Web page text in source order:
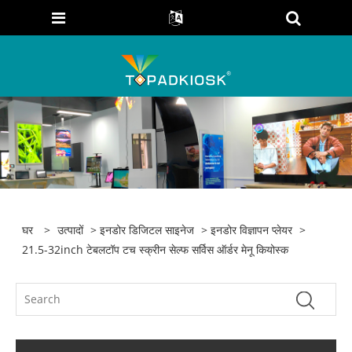
घर > उत्पादों >इनडोर डिजिटल साइनेज >इनडोर विज्ञापन प्लेयर >
21.5-32inch टेबलटॉप टच स्क्रीन सेल्फ सर्विस ऑर्डर मेनू कियोस्क